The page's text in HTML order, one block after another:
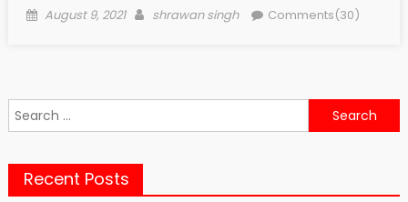
Posted
August 9, 2021 Author
shrawan singh Comments(30)
Search
for:
Recent Posts